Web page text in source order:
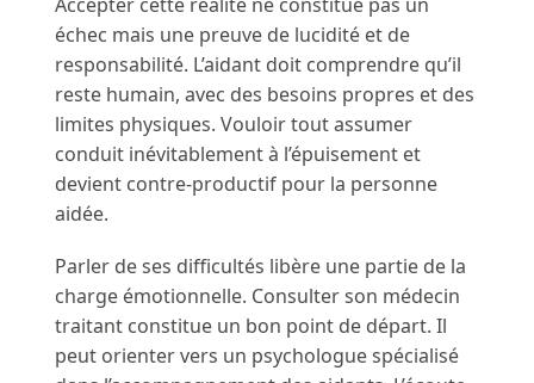
échec mais une preuve de lucidité et de
responsabilité. L’aidant doit comprendre qu’il
reste humain, avec des besoins propres et des
limites physiques. Vouloir tout assumer
conduit inévitablement à l’épuisement et
devient contre-productif pour la personne
aidée.
Parler de ses difficultés libère une partie de la
charge émotionnelle. Consulter son médecin
traitant constitue un bon point de départ. Il
peut orienter vers un psychologue spécialisé